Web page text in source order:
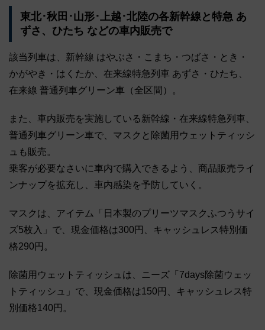
東北･秋田･山形･上越･北陸の各新幹線と特急 あ
ずさ、ひたち などの車内販売で
該当列車は、新幹線 はやぶさ・こまち・つばさ・とき・
かがやき・はくたか、在来線特急列車 あずさ・ひたち、
在来線 普通列車グリーン車（全区間）。
また、車内販売を実施している新幹線・在来線特急列車、
普通列車グリーン車で、マスクと除菌用ウェットティッシ
ュも販売。
乗客が必要なさいに車内で購入できるよう、商品販売ライ
ンナップを拡充し、車内感染を予防していく。
マスクは、アイテム「日本製のプリーツマスクふつうサイ
ズ5枚入」で、現金価格は300円、キャッシュレス特別価
格290円。
除菌用ウェットティッシュは、ニーズ「7days除菌ウェッ
トティッシュ」で、現金価格は150円、キャッシュレス特
別価格140円。